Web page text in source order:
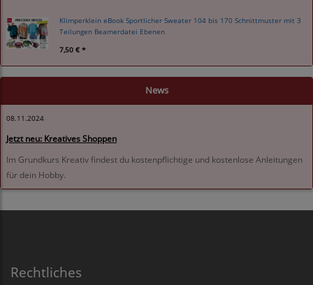
Klimperklein eBook Sportlicher Sweater 104 bis 170 Schnittmuster mit 3
Teilungen Beamerdatei Ebenen
7,50 € *
News
08.11.2024
Jetzt neu: Kreatives Shoppen
Im Grundkurs Kreativ findest du kostenpflichtige und kostenlose Anleitungen
für dein Hobby.
Rechtliches